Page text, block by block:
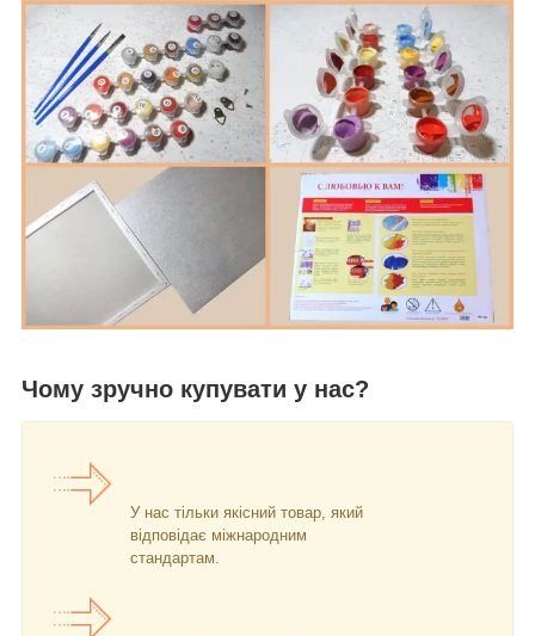
Чому зручно купувати у нас?
У нас тільки якісний товар, який
відповідає міжнародним
стандартам.